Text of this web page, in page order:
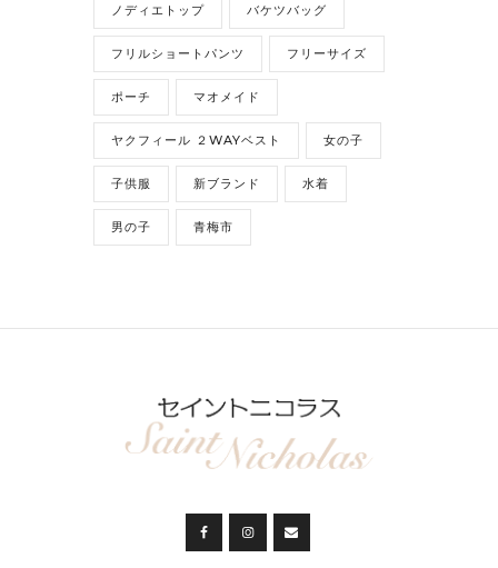
ノディエトップ バケツバッグ
フリルショートパンツ フリーサイズ
ポーチ マオメイド
ヤクフィール ２WAYベスト 女の子
子供服 新ブランド 水着
男の子 青梅市